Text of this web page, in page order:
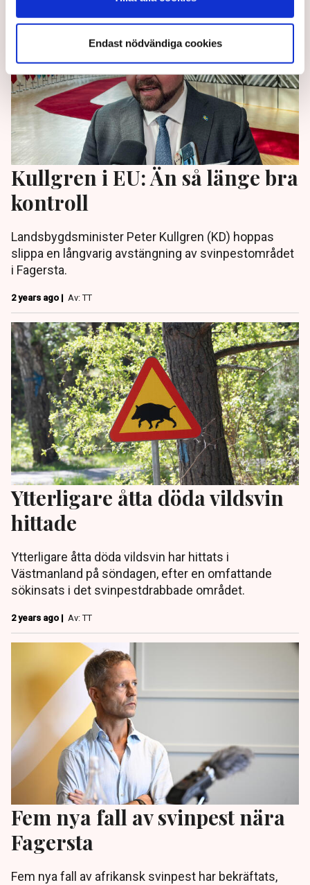
Endast nödvändiga cookies
Kullgren i EU: Än så länge bra
kontroll
Landsbygdsminister Peter Kullgren (KD) hoppas
slippa en långvarig avstängning av svinpestområdet
i Fagersta.
2 years ago | Av: TT
Ytterligare åtta döda vildsvin
hittade
Ytterligare åtta döda vildsvin har hittats i
Västmanland på söndagen, efter en omfattande
sökinsats i det svinpestdrabbade området.
2 years ago | Av: TT
Fem nya fall av svinpest nära
Fagersta
Fem nya fall av afrikansk svinpest har bekräftats,